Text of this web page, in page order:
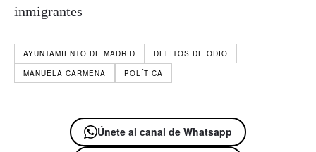
inmigrantes
AYUNTAMIENTO DE MADRID
DELITOS DE ODIO
MANUELA CARMENA
POLÍTICA
Únete al canal de Whatsapp